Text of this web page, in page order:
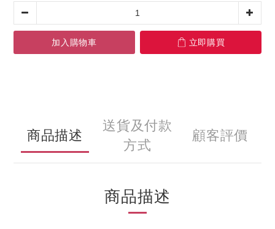
加入購物車 立即購買
商品描述
送貨及付款
方式
顧客評價
商品描述